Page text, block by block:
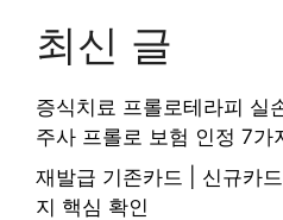
최신 글
증식치료 프롤로테라피 실
주사 프롤로 보험 인정 7가
재발급 기존카드 | 신규카
지 핵심 확인